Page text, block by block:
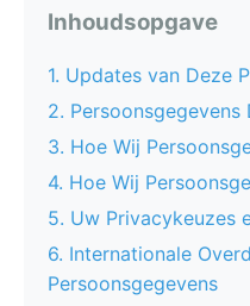
Inhoudsopgave
1. Updates van Deze
2. Persoonsgegevens
3. Hoe Wij
4. Hoe Wij
5. Uw Privacykeuzes
6. Internationale
Persoonsgegevens